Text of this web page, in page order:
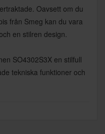
Oavsett om du
från Smeg kan du vara
en stilren design.
SO4302S3X en stilfull
tekniska funktioner och